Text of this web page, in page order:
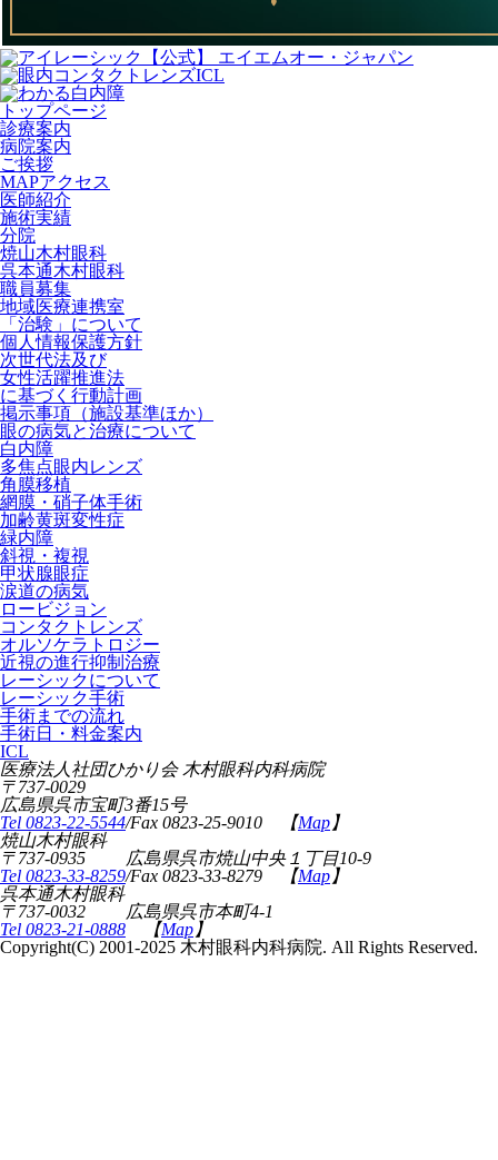
トップページ
診療案内
病院案内
ご挨拶
MAPアクセス
医師紹介
施術実績
分院
焼山木村眼科
呉本通木村眼科
職員募集
地域医療連携室
「治験」について
個人情報保護方針
次世代法及び
女性活躍推進法
に基づく行動計画
掲示事項（施設基準ほか）
眼の病気と治療について
白内障
多焦点眼内レンズ
角膜移植
網膜・硝子体手術
加齢黄斑変性症
緑内障
斜視・複視
甲状腺眼症
涙道の病気
ロービジョン
コンタクトレンズ
オルソケラトロジー
近視の進行抑制治療
レーシックについて
レーシック手術
手術までの流れ
手術日・料金案内
ICL
医療法人社団ひかり会 木村眼科内科病院
〒737-0029
広島県呉市宝町3番15号
Tel 0823-22-5544/Fax 0823-25-9010 【Map 】
焼山木村眼科
〒737-0935 広島県呉市焼山中央１丁目10-9
Tel 0823-33-8259/Fax 0823-33-8279 【Map 】
呉本通木村眼科
〒737-0032 広島県呉市本町4-1
Tel 0823-21-0888 【Map 】
Copyright(C) 2001-2025 木村眼科内科病院. All Rights Reserved.